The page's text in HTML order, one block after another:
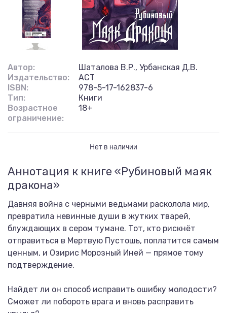
Автор:
Шаталова В.Р., Урбанская Д.В.
Издательство:
АСТ
ISBN:
978-5-17-162837-6
Тип:
Книги
Возрастное
ограничение:
18+
Нет в наличии
Аннотация к книге «Рубиновый маяк
дракона»
Давняя война с черными ведьмами расколола мир,
превратила невинные души в жутких тварей,
блуждающих в сером тумане. Тот, кто рискнёт
отправиться в Мертвую Пустошь, поплатится самым
ценным, и Озирис Морозный Иней — прямое тому
подтверждение.
Найдет ли он способ исправить ошибку молодости?
Сможет ли побороть врага и вновь расправить